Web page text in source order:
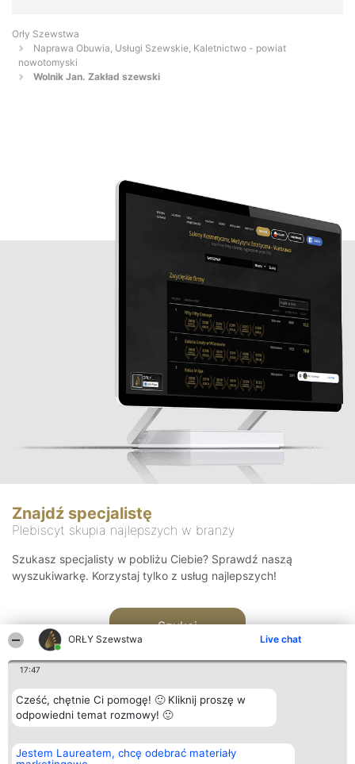
ORŁY Szewstwa Live chat
17:47
Cześć, chętnie Ci pomogę! 🙂 Kliknij proszę w
odpowiedni temat rozmowy! 🙂
Jestem Laureatem, chcę odebrać materiały
Orły Szewstwa
Naprawa Obuwia, Usługi Szewskie, Kaletnictwo - powiat
nowotomyski
Wolnik Jan. Zakład szewski
Znajdź specjalistę
Plebiscyt skupia najlepszych w branży
Szukasz specjalisty w pobliżu Ciebie? Sprawdź naszą
wyszukiwarkę. Korzystaj tylko z usług najlepszych!
Szukaj
Organizator plebiscytu
Bright Side Solutions sp. z o.
Plebiscyt
Laureaci
Kontakt
Kontakt